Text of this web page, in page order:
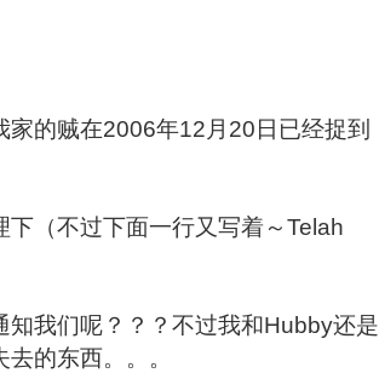
的贼在2006年12月20日已经捉到
（不过下面一行又写着～Telah
我们呢？？？不过我和Hubby还是
的东西。。。